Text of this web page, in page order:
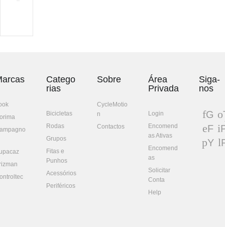
Catego
rias
Bicicletas
Rodas
Grupos
Fitas e
Punhos
Acessórios
Periféricos
Sobre
CycleMotio
n
Contactos
Área
Privada
Login
Encomend
as Ativas
Encomend
as
Solicitar
Conta
Help
Siga-
nos
G
oo
gl
e+
F
ac
eb
Y